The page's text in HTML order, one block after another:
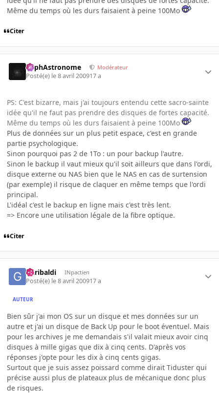
Même du temps où les durs faisaient à peine 100Mo
Citer
RaphAstronome Modérateur
Posté(e) le 8 avril 200917 a
PS: C'est bizarre, mais j'ai toujours entendu cette sacro-sainte
idée qu'il ne faut pas prendre des disques de fortes capacité.
Même du temps où les durs faisaient à peine 100Mo
Plus de données sur un plus petit espace, c'est en grande
partie psychologique.
Sinon pourquoi pas 2 de 1To : un pour backup l'autre.
Sinon le backup il vaut mieux qu'il soit ailleurs que dans l'ordi,
disque externe ou NAS bien que le NAS en cas de surtension
(par exemple) il risque de claquer en même temps que l'ordi
principal.
L'idéal c'est le backup en ligne mais c'est très lent.
=> Encore une utilisation légale de la fibre optique.
Citer
Garibaldi INpactien
Posté(e) le 8 avril 200917 a
AUTEUR
Bien sûr j'ai mon OS sur un disque et mes données sur un
autre et j'ai un disque de Back Up pour le boot éventuel. Mais
pour les archives je me demandais s'il valait mieux avoir cinq
disques à mille gigas que dix à cinq cents. D'après vos
réponses j'opte pour les dix à cinq cents gigas.
Surtout que je suis assez poissard comme dirait Tiduster qui
précise aussi plus de plateaux plus de mécanique donc plus
de risques.